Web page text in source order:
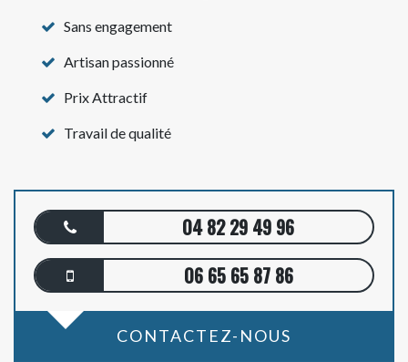
Sans engagement
Artisan passionné
Prix Attractif
Travail de qualité
04 82 29 49 96
06 65 65 87 86
CONTACTEZ-NOUS